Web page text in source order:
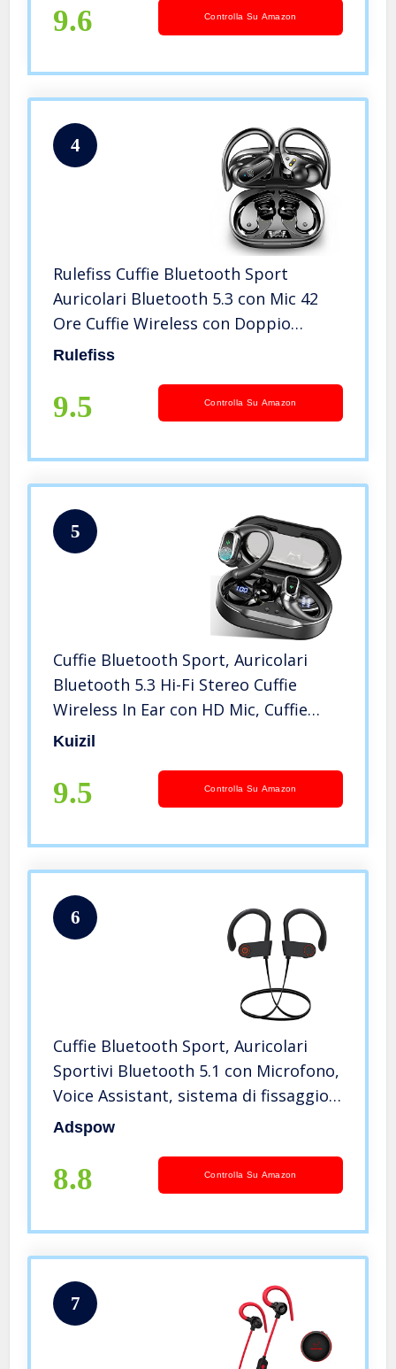
Cuffiette Bluetooth
9.6 Controlla Su Amazon
4
Rulefiss Cuffie Bluetooth Sport
Auricolari Bluetooth 5.3 con Mic 42
Ore Cuffie Wireless con Doppio
Display LED, IP7 Impermeabile
Orecchio Chiamata HD Touch Control
Rulefiss
9.5 Controlla Su Amazon
5
Cuffie Bluetooth Sport, Auricolari
Bluetooth 5.3 Hi-Fi Stereo Cuffie
Wireless In Ear con HD Mic, Cuffie
Senza Fili IP7 Impermeabili Controllo
con Display LED, USB-C
Kuizil
9.5 Controlla Su Amazon
6
Cuffie Bluetooth Sport, Auricolari
Sportivi Bluetooth 5.1 con Microfono,
Voice Assistant, sistema di fissaggio
Secure-fit, resistenti al sudore,
Adspow
8.8 Controlla Su Amazon
7